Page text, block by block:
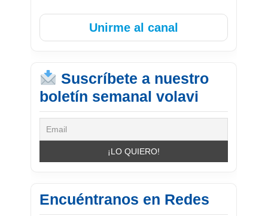
Unirme al canal
Suscríbete a nuestro
boletín semanal volavi
Encuéntranos en Redes